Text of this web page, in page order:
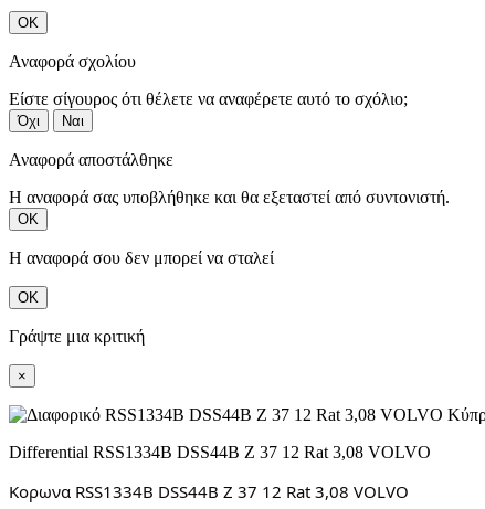
ΟΚ
Αναφορά σχολίου
Είστε σίγουρος ότι θέλετε να αναφέρετε αυτό το σχόλιο;
Όχι Ναι
Αναφορά αποστάλθηκε
Η αναφορά σας υποβλήθηκε και θα εξεταστεί από συντονιστή.
ΟΚ
Η αναφορά σου δεν μπορεί να σταλεί
ΟΚ
Γράψτε μια κριτική
×
Differential RSS1334B DSS44B Z 37 12 Rat 3,08 VOLVO
Κορωνα RSS1334B DSS44B Z 37 12 Rat 3,08 VOLVO